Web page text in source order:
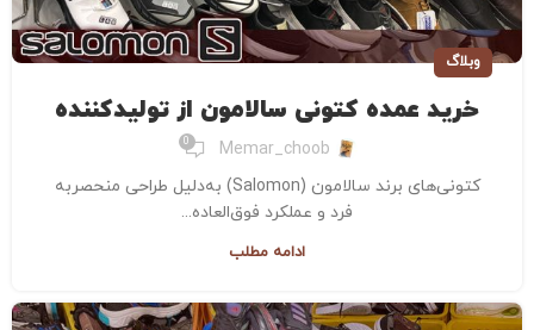
وبلاگ
خرید عمده کتونی سالامون از تولیدکننده
Memar_choob
0
کتونی‌های برند سالامون (Salomon) به‌دلیل طراحی منحصربه‌
فرد و عملکرد فوق‌العاده‌...
ادامه مطلب